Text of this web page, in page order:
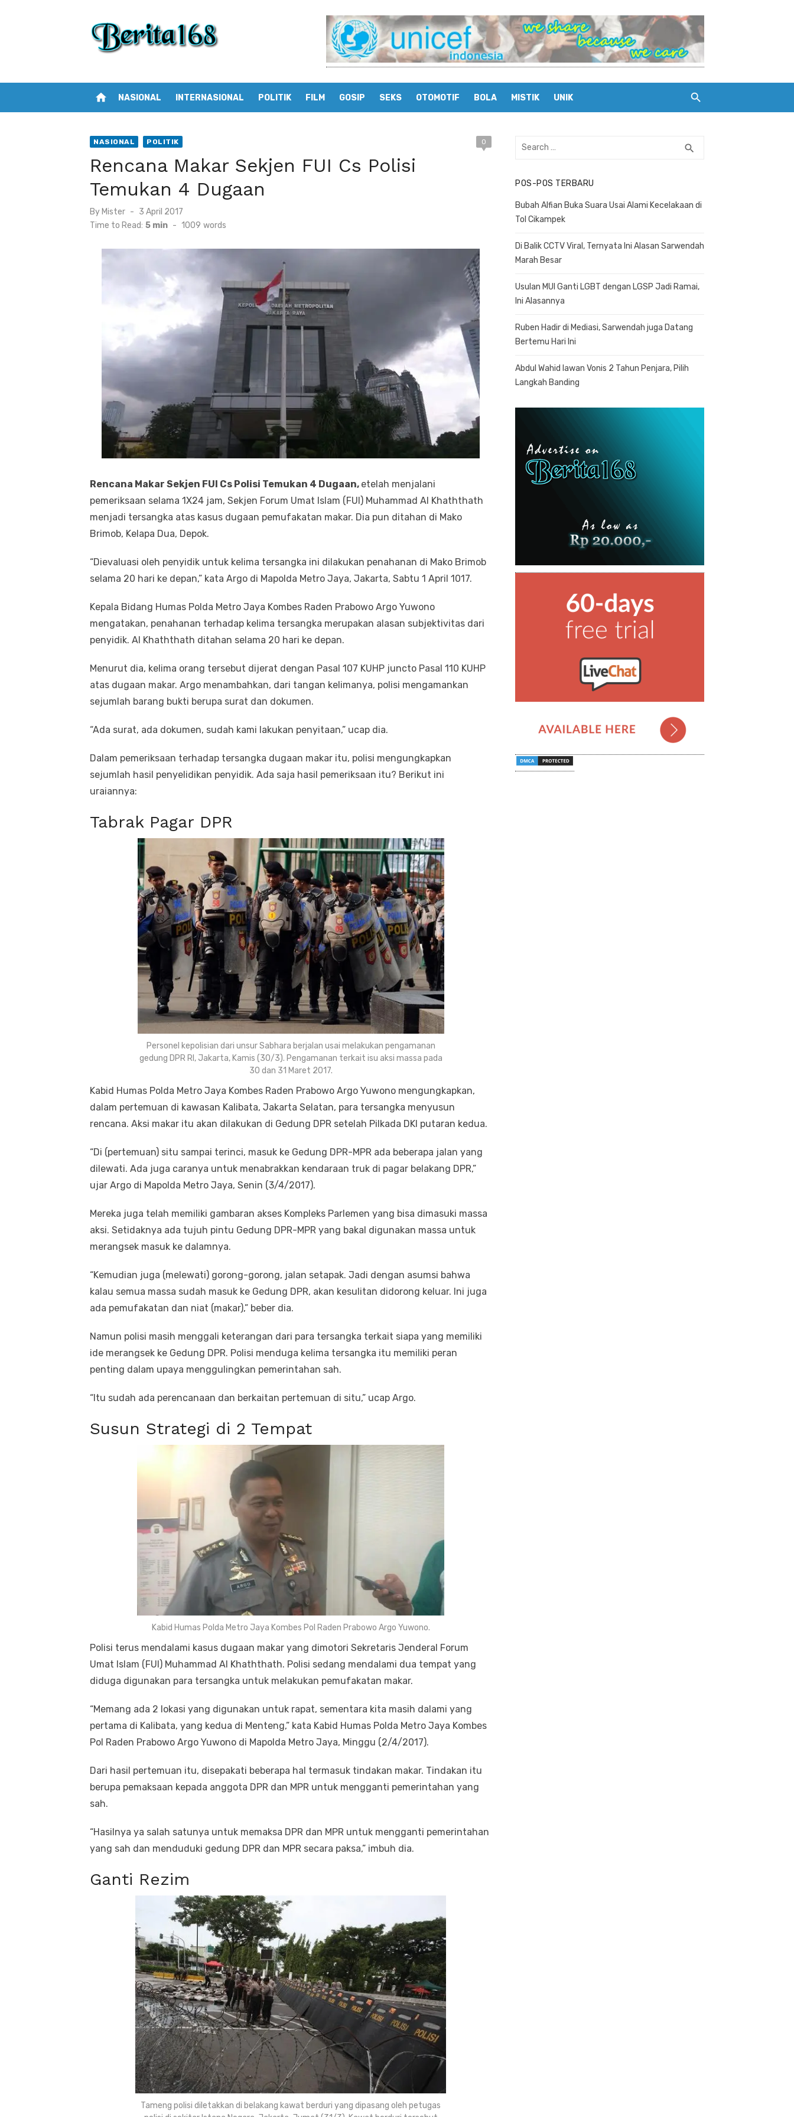
home NASIONAL INTERNASIONAL POLITIK FILM GOSIP SEKS OTOMOTIF BOLA MISTIK UNIK
NASIONAL POLITIK 0
Rencana Makar Sekjen FUI Cs Polisi
Temukan 4 Dugaan
By Mister
Posted
on
3 April 2017
Time to Read: 5 min - 1009 words
Rencana Makar Sekjen FUI Cs Polisi Temukan 4 Dugaan, etelah menjalani
pemeriksaan selama 1X24 jam, Sekjen Forum Umat Islam (FUI) Muhammad Al Khaththath
menjadi tersangka atas kasus dugaan pemufakatan makar. Dia pun ditahan di Mako
Brimob, Kelapa Dua, Depok.
“Dievaluasi oleh penyidik untuk kelima tersangka ini dilakukan penahanan di Mako Brimob
selama 20 hari ke depan,” kata Argo di Mapolda Metro Jaya, Jakarta, Sabtu 1 April 1017.
Kepala Bidang Humas Polda Metro Jaya Kombes Raden Prabowo Argo Yuwono
mengatakan, penahanan terhadap kelima tersangka merupakan alasan subjektivitas dari
penyidik. Al Khaththath ditahan selama 20 hari ke depan.
Menurut dia, kelima orang tersebut dijerat dengan Pasal 107 KUHP juncto Pasal 110 KUHP
atas dugaan makar. Argo menambahkan, dari tangan kelimanya, polisi mengamankan
sejumlah barang bukti berupa surat dan dokumen.
“Ada surat, ada dokumen, sudah kami lakukan penyitaan,” ucap dia.
Dalam pemeriksaan terhadap tersangka dugaan makar itu, polisi mengungkapkan
sejumlah hasil penyelidikan penyidik. Ada saja hasil pemeriksaan itu? Berikut ini
uraiannya:
Tabrak Pagar DPR
Personel kepolisian dari unsur Sabhara berjalan usai melakukan pengamanan
gedung DPR RI, Jakarta, Kamis (30/3). Pengamanan terkait isu aksi massa pada
30 dan 31 Maret 2017.
Kabid Humas Polda Metro Jaya Kombes Raden Prabowo Argo Yuwono mengungkapkan,
dalam pertemuan di kawasan Kalibata, Jakarta Selatan, para tersangka menyusun
rencana. Aksi makar itu akan dilakukan di Gedung DPR setelah Pilkada DKI putaran kedua.
“Di (pertemuan) situ sampai terinci, masuk ke Gedung DPR-MPR ada beberapa jalan yang
dilewati. Ada juga caranya untuk menabrakkan kendaraan truk di pagar belakang DPR,”
ujar Argo di Mapolda Metro Jaya, Senin (3/4/2017).
Mereka juga telah memiliki gambaran akses Kompleks Parlemen yang bisa dimasuki massa
aksi. Setidaknya ada tujuh pintu Gedung DPR-MPR yang bakal digunakan massa untuk
merangsek masuk ke dalamnya.
“Kemudian juga (melewati) gorong-gorong, jalan setapak. Jadi dengan asumsi bahwa
kalau semua massa sudah masuk ke Gedung DPR, akan kesulitan didorong keluar. Ini juga
ada pemufakatan dan niat (makar),” beber dia.
Namun polisi masih menggali keterangan dari para tersangka terkait siapa yang memiliki
ide merangsek ke Gedung DPR. Polisi menduga kelima tersangka itu memiliki peran
penting dalam upaya menggulingkan pemerintahan sah.
“Itu sudah ada perencanaan dan berkaitan pertemuan di situ,” ucap Argo.
Susun Strategi di 2 Tempat
Kabid Humas Polda Metro Jaya Kombes Pol Raden Prabowo Argo Yuwono.
Polisi terus mendalami kasus dugaan makar yang dimotori Sekretaris Jenderal Forum
Umat Islam (FUI) Muhammad Al Khaththath. Polisi sedang mendalami dua tempat yang
diduga digunakan para tersangka untuk melakukan pemufakatan makar.
“Memang ada 2 lokasi yang digunakan untuk rapat, sementara kita masih dalami yang
pertama di Kalibata, yang kedua di Menteng,” kata Kabid Humas Polda Metro Jaya Kombes
Pol Raden Prabowo Argo Yuwono di Mapolda Metro Jaya, Minggu (2/4/2017).
Dari hasil pertemuan itu, disepakati beberapa hal termasuk tindakan makar. Tindakan itu
berupa pemaksaan kepada anggota DPR dan MPR untuk mengganti pemerintahan yang
sah.
“Hasilnya ya salah satunya untuk memaksa DPR dan MPR untuk mengganti pemerintahan
yang sah dan menduduki gedung DPR dan MPR secara paksa,” imbuh dia.
Ganti Rezim
Tameng polisi diletakkan di belakang kawat berduri yang dipasang oleh petugas
Search
search
POS-POS TERBARU
Bubah Alfian Buka Suara Usai Alami Kecelakaan di
Tol Cikampek
Di Balik CCTV Viral, Ternyata Ini Alasan Sarwendah
Marah Besar
Usulan MUI Ganti LGBT dengan LGSP Jadi Ramai,
Ini Alasannya
Ruben Hadir di Mediasi, Sarwendah juga Datang
Bertemu Hari Ini
Abdul Wahid lawan Vonis 2 Tahun Penjara, Pilih
Langkah Banding